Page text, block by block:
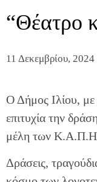
“Θέατρο
11 Δεκεμβρίου, 2024
Ο Δήμος Ιλίου, με
επιτυχία την
μέλη των Κ.Α.Π.Η
Δράσεις,